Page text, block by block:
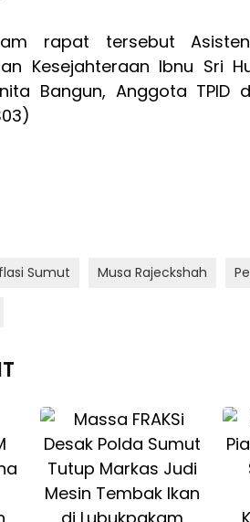
rapat tersebut Asisten
Kesejahteraan Ibnu Sri
Bangun, Anggota TPID
Sumut Musa Rajeckshah